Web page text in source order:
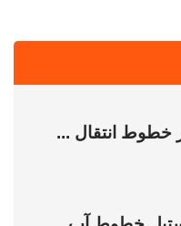
خطوط انتقال ...